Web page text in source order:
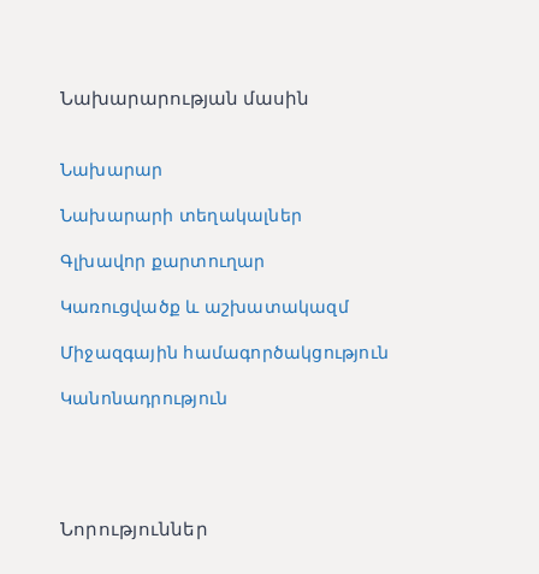
Նախարարության մասին
Նախարար
Նախարարի տեղակալներ
Գլխավոր քարտուղար
Կառուցվածք և աշխատակազմ
Միջազգային համագործակցություն
Կանոնադրություն
Նորություններ